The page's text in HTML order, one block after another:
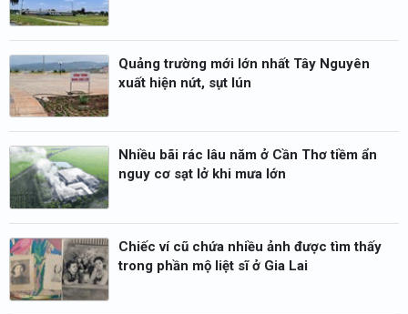
Quảng trường mới lớn nhất Tây Nguyên
xuất hiện nứt, sụt lún
Nhiều bãi rác lâu năm ở Cần Thơ tiềm ẩn
nguy cơ sạt lở khi mưa lớn
Chiếc ví cũ chứa nhiều ảnh được tìm thấy
trong phần mộ liệt sĩ ở Gia Lai